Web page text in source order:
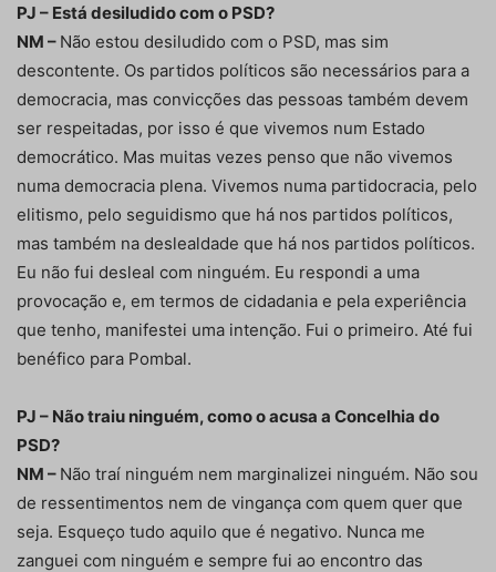
PJ – Está desiludido com o PSD?
NM – Não estou desiludido com o PSD, mas sim
descontente. Os partidos políticos são necessários para a
democracia, mas convicções das pessoas também devem
ser respeitadas, por isso é que vivemos num Estado
democrático. Mas muitas vezes penso que não vivemos
numa democracia plena. Vivemos numa partidocracia, pelo
elitismo, pelo seguidismo que há nos partidos políticos,
mas também na deslealdade que há nos partidos políticos.
Eu não fui desleal com ninguém. Eu respondi a uma
provocação e, em termos de cidadania e pela experiência
que tenho, manifestei uma intenção. Fui o primeiro. Até fui
benéfico para Pombal.
PJ – Não traiu ninguém, como o acusa a Concelhia do
PSD?
NM – Não traí ninguém nem marginalizei ninguém. Não sou
de ressentimentos nem de vingança com quem quer que
seja. Esqueço tudo aquilo que é negativo. Nunca me
zanguei com ninguém e sempre fui ao encontro das